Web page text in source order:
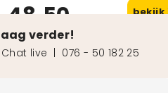
48,50 bekijk
verder!
Chat live 076 - 50 182 25